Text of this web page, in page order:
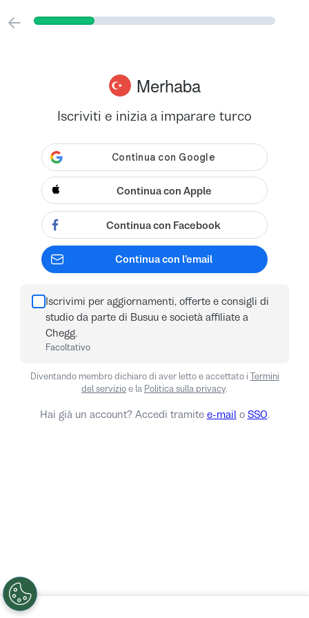
Merhaba
Iscriviti e inizia a imparare turco
Continua con Apple
Continua con Facebook
Continua con l'email
Iscrivimi per aggiornamenti, offerte e consigli di
studio da parte di Busuu e società affiliate a
Chegg.
Facoltativo
Diventando membro dichiaro di aver letto e accettato i Termini
del servizio e la Politica sulla privacy.
Hai già un account? Accedi tramite e-mail o SSO.